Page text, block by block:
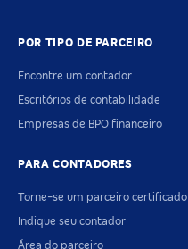
POR TIPO DE PARCEIRO
Encontre um contador
Escritórios de contabilidade
Empresas de BPO financeiro
PARA CONTADORES
Torne-se um parceiro certificado
Indique seu contador
Área do parceiro